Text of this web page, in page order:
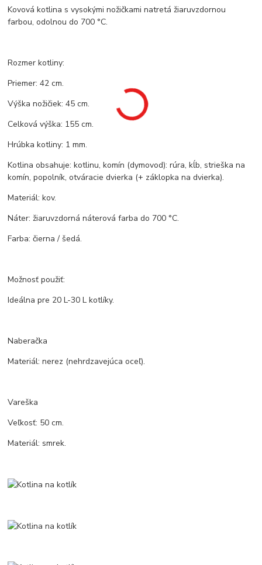
Kovová kotlina s vysokými nožičkami natretá žiaruvzdornou
farbou, odolnou do 700 °C.
Rozmer kotliny:
Priemer: 42 cm.
Výška nožičiek: 45 cm.
Celková výška: 155 cm.
Hrúbka kotliny: 1 mm.
Kotlina obsahuje: kotlinu, komín (dymovod): rúra, kĺb, strieška na
komín, popolník, otváracie dvierka (+ záklopka na dvierka).
Materiál: kov.
Náter: žiaruvzdorná náterová farba do 700 °C.
Farba: čierna / šedá.
Možnosť použiť:
Ideálna pre 20 L-30 L kotlíky.
Naberačka
Materiál: nerez (nehrdzavejúca oceľ).
Vareška
Veľkosť: 50 cm.
Materiál: smrek.